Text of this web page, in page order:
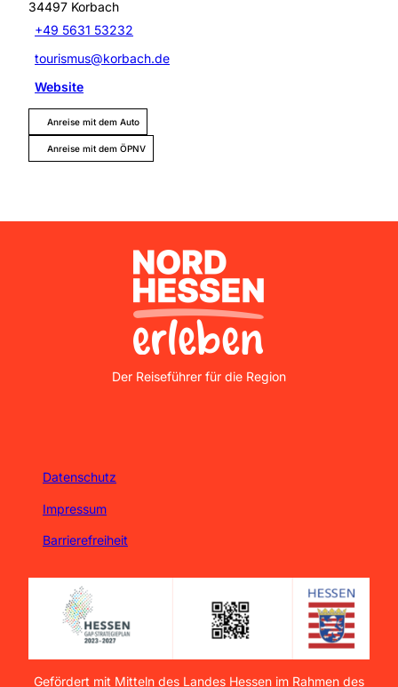
34497 Korbach
+49 5631 53232
tourismus@korbach.de
Website
Anreise mit dem Auto
Anreise mit dem ÖPNV
Nordhessen Erleben
Der Reiseführer für die Region
Datenschutz
Impressum
Barrierefreiheit
Gefördert mit Mitteln des Landes Hessen im Rahmen des